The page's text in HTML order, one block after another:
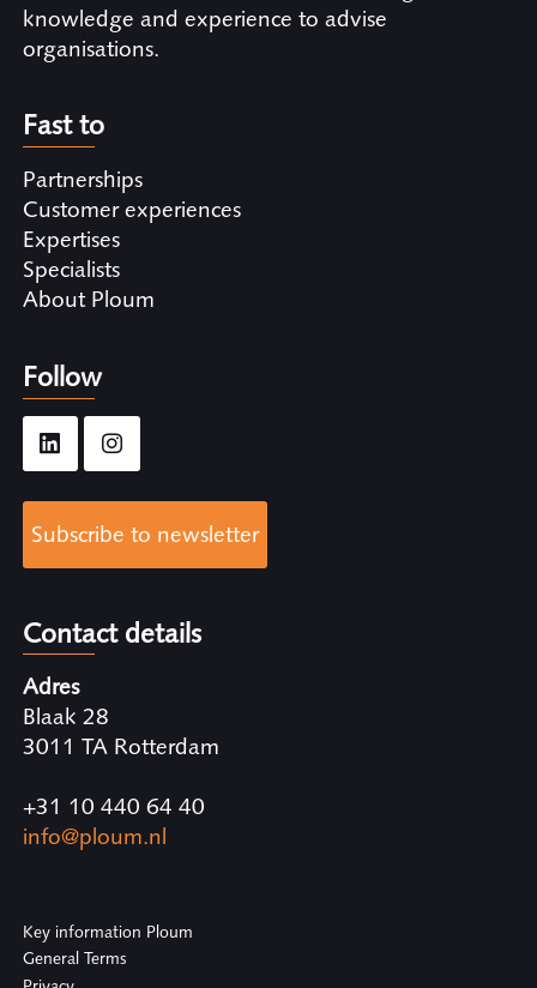
knowledge and experience to advise
organisations.
Fast to
Partnerships
Customer experiences
Expertises
Specialists
About Ploum
Follow
Subscribe to newsletter
Contact details
Adres
Blaak 28
3011 TA Rotterdam
+31 10 440 64 40
info@ploum.nl
Key information Ploum
General Terms